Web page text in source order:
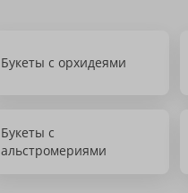
Букеты с орхидеями
Букеты с
альстромериями